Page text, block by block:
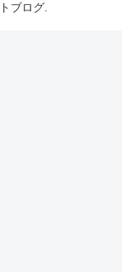
ブログ.